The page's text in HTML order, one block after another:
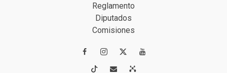
Reglamento
Diputados
Comisiones
 
 